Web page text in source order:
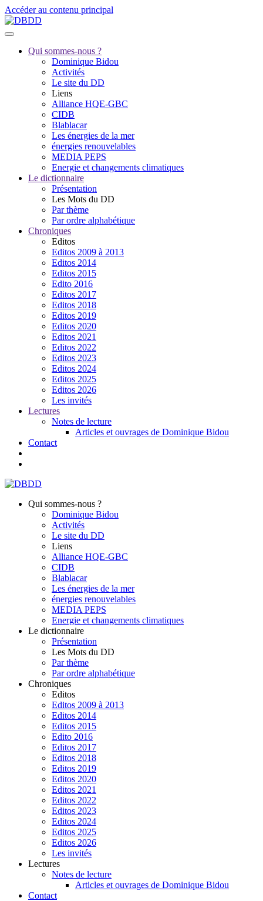
Accéder au contenu principal
Qui sommes-nous ?
Dominique Bidou
Activités
Le site du DD
Liens
Alliance HQE-GBC
CIDB
Blablacar
Les énergies de la mer
énergies renouvelables
MEDIA PEPS
Energie et changements climatiques
Le dictionnaire
Présentation
Les Mots du DD
Par thème
Par ordre alphabétique
Chroniques
Editos
Editos 2009 à 2013
Editos 2014
Editos 2015
Edito 2016
Editos 2017
Editos 2018
Editos 2019
Editos 2020
Editos 2021
Editos 2022
Editos 2023
Editos 2024
Editos 2025
Editos 2026
Les invités
Lectures
Notes de lecture
Articles et ouvrages de Dominique Bidou
Contact
Qui sommes-nous ?
Dominique Bidou
Activités
Le site du DD
Liens
Alliance HQE-GBC
CIDB
Blablacar
Les énergies de la mer
énergies renouvelables
MEDIA PEPS
Energie et changements climatiques
Le dictionnaire
Présentation
Les Mots du DD
Par thème
Par ordre alphabétique
Chroniques
Editos
Editos 2009 à 2013
Editos 2014
Editos 2015
Edito 2016
Editos 2017
Editos 2018
Editos 2019
Editos 2020
Editos 2021
Editos 2022
Editos 2023
Editos 2024
Editos 2025
Editos 2026
Les invités
Lectures
Notes de lecture
Articles et ouvrages de Dominique Bidou
Contact